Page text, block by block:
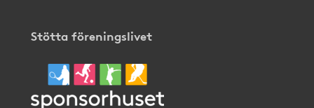
Stötta föreningslivet